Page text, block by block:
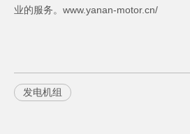
业的服务。www.yanan-motor.cn/
发电机组